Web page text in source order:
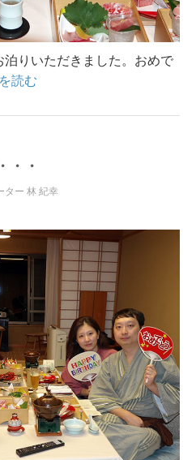
りいただきました。おめで
読む
・・
ター 林 紀幸